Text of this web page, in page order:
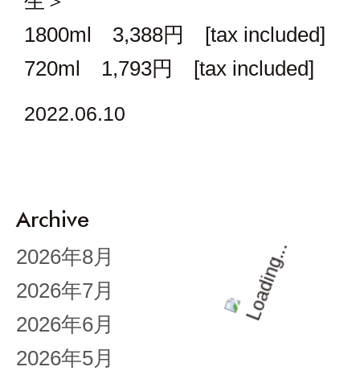
1800ml 3,388円 [tax included]
720ml 1,793円 [tax included]
2022.06.10
Archive
2026年8月
2026年7月
2026年6月
2026年5月